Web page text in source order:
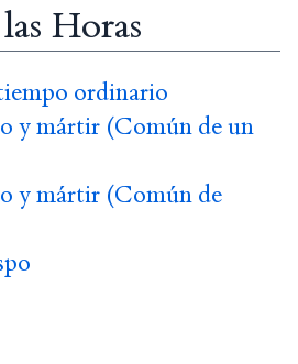
Horas
ordinario
y mártir (Común de un
y mártir (Común de